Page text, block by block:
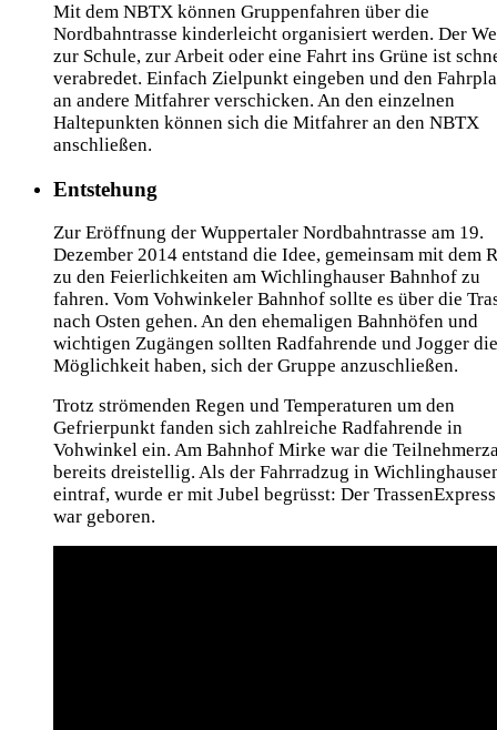
Mit dem NBTX können Gruppenfahren über die
Nordbahntrasse kinderleicht organisiert werden. Der
zur Schule, zur Arbeit oder eine Fahrt ins Grüne ist
verabredet. Einfach Zielpunkt eingeben und den
an andere Mitfahrer verschicken. An den einzelnen
Haltepunkten können sich die Mitfahrer an den NBTX
anschließen.
Entstehung
Zur Eröffnung der Wuppertaler Nordbahntrasse am 19.
Dezember 2014 entstand die Idee, gemeinsam mit dem
zu den Feierlichkeiten am Wichlinghauser Bahnhof zu
fahren. Vom Vohwinkeler Bahnhof sollte es über die
nach Osten gehen. An den ehemaligen Bahnhöfen und
wichtigen Zugängen sollten Radfahrende und Jogger die
Möglichkeit haben, sich der Gruppe anzuschließen.
Trotz strömenden Regen und Temperaturen um den
Gefrierpunkt fanden sich zahlreiche Radfahrende in
Vohwinkel ein. Am Bahnhof Mirke war die
bereits dreistellig. Als der Fahrradzug in
eintraf, wurde er mit Jubel begrüsst: Der TrassenExpress
war geboren.